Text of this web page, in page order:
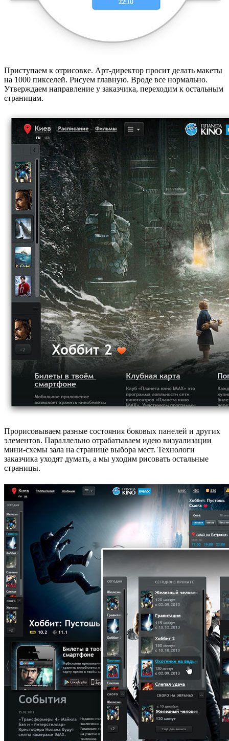
Приступаем к отрисовке. Арт-директор просит делать макеты
на 1000 пикселей. Рисуем главную. Вроде все нормально.
Утверждаем направление у заказчика, переходим к остальным
страницам.
Прорисовываем разные состояния боковых панелей и других
элементов. Параллельно отрабатываем идею визуализации
мини-схемы зала на странице выбора мест. Технологи
заказчика уходят думать, а мы уходим рисовать остальные
страницы.